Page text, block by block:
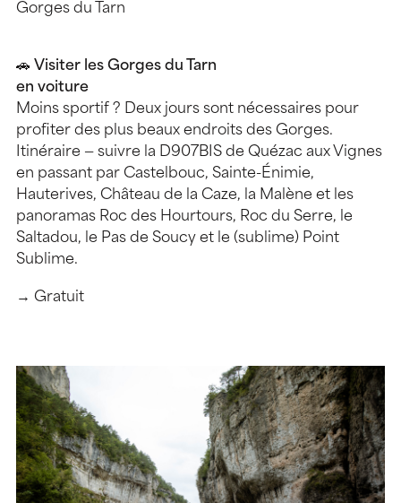
Gorges du Tarn
🚗 Visiter les Gorges du Tarn
en voiture
Moins sportif ? Deux jours sont nécessaires pour
profiter des plus beaux endroits des Gorges.
Itinéraire — suivre la D907BIS de Quézac aux Vignes
en passant par Castelbouc, Sainte-Énimie,
Hauterives, Château de la Caze, la Malène et les
panoramas Roc des Hourtours, Roc du Serre, le
Saltadou, le Pas de Soucy et le (sublime) Point
Sublime.
→ Gratuit